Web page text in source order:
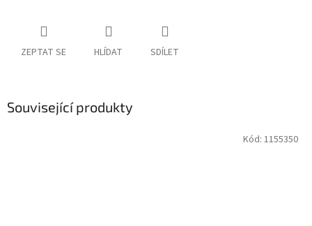
ZEPTAT SE HLÍDAT SDÍLET
Související produkty
Kód: 1155350